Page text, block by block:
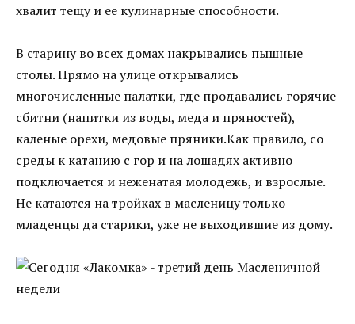
хвалит тещу и ее кулинарные способности.
В старину во всех домах накрывались пышные
столы. Прямо на улице открывались
многочисленные палатки, где продавались горячие
сбитни (напитки из воды, меда и пряностей),
каленые орехи, медовые пряники.Как правило, со
среды к катанию с гор и на лошадях активно
подключается и неженатая молодежь, и взрослые.
Не катаются на тройках в масленицу только
младенцы да старики, уже не выходившие из дому.